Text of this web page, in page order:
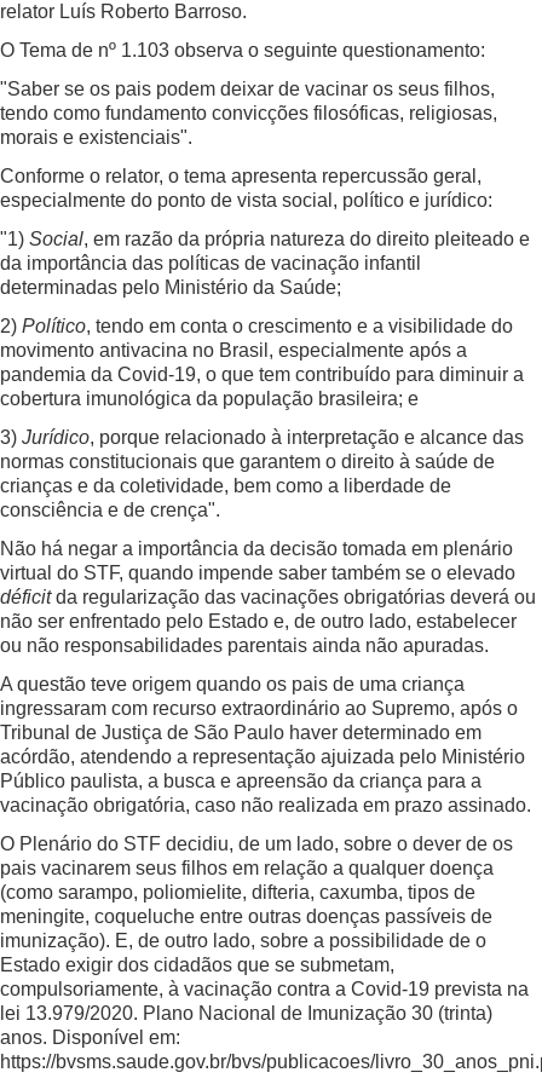
relator Luís Roberto Barroso.
O Tema de nº 1.103 observa o seguinte questionamento:
"Saber se os pais podem deixar de vacinar os seus filhos,
tendo como fundamento convicções filosóficas, religiosas,
morais e existenciais".
Conforme o relator, o tema apresenta repercussão geral,
especialmente do ponto de vista social, político e jurídico:
"1) Social, em razão da própria natureza do direito pleiteado e
da importância das políticas de vacinação infantil
determinadas pelo Ministério da Saúde;
2) Político, tendo em conta o crescimento e a visibilidade do
movimento antivacina no Brasil, especialmente após a
pandemia da Covid-19, o que tem contribuído para diminuir a
cobertura imunológica da população brasileira; e
3) Jurídico, porque relacionado à interpretação e alcance das
normas constitucionais que garantem o direito à saúde de
crianças e da coletividade, bem como a liberdade de
consciência e de crença".
Não há negar a importância da decisão tomada em plenário
virtual do STF, quando impende saber também se o elevado
déficitda regularização das vacinações obrigatórias deverá ou
não ser enfrentado pelo Estado e, de outro lado, estabelecer
ou não responsabilidades parentais ainda não apuradas.
A questão teve origem quando os pais de uma criança
ingressaram com recurso extraordinário ao Supremo, após o
Tribunal de Justiça de São Paulo haver determinado em
acórdão, atendendo a representação ajuizada pelo Ministério
Público paulista, a busca e apreensão da criança para a
vacinação obrigatória, caso não realizada em prazo assinado.
O Plenário do STF decidiu, de um lado, sobre o dever de os
pais vacinarem seus filhos em relação a qualquer doença
(como sarampo, poliomielite, difteria, caxumba, tipos de
meningite, coqueluche entre outras doenças passíveis de
imunização). E, de outro lado, sobre a possibilidade de o
Estado exigir dos cidadãos que se submetam,
compulsoriamente, à vacinação contra a Covid-19 prevista na
lei 13.979/2020. Plano Nacional de Imunização 30 (trinta)
anos. Disponível em:
https://bvsms.saude.gov.br/bvs/publicacoes/